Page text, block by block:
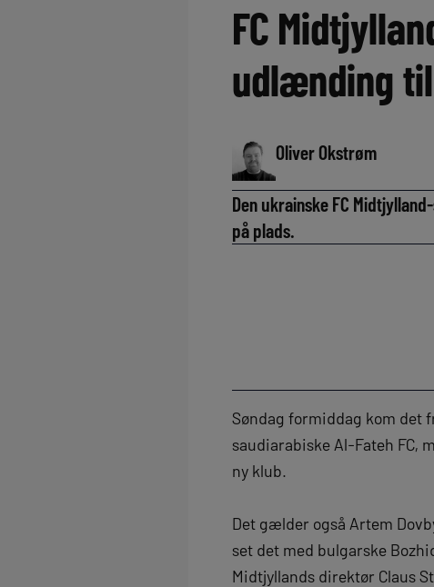
FC
udlænding
Oliver Okstrøm
Den ukrainske FC
på plads.
Søndag formiddag kom det
saudiarabiske Al-Fateh FC,
ny klub.
Det gælder også Artem
set det med bulgarske
Midtjyllands direktør Claus